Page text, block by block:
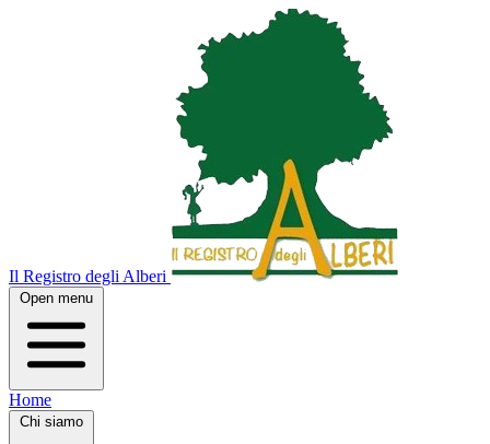
Il Registro degli Alberi
Open menu
Home
Chi siamo